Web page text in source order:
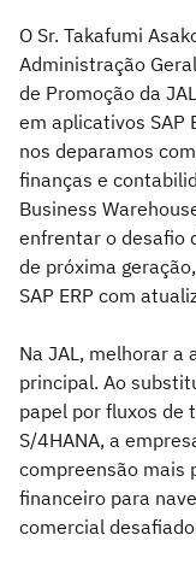
O Sr. Takafumi
Administração
de Promoção da
em aplicativos SAP
nos deparamos
finanças e
Business
enfrentar o desafio
de próxima
SAP ERP com
Na JAL, melhorar a
principal. Ao
papel por fluxos de
S/4HANA, a
compreensão mais
financeiro para
comercial